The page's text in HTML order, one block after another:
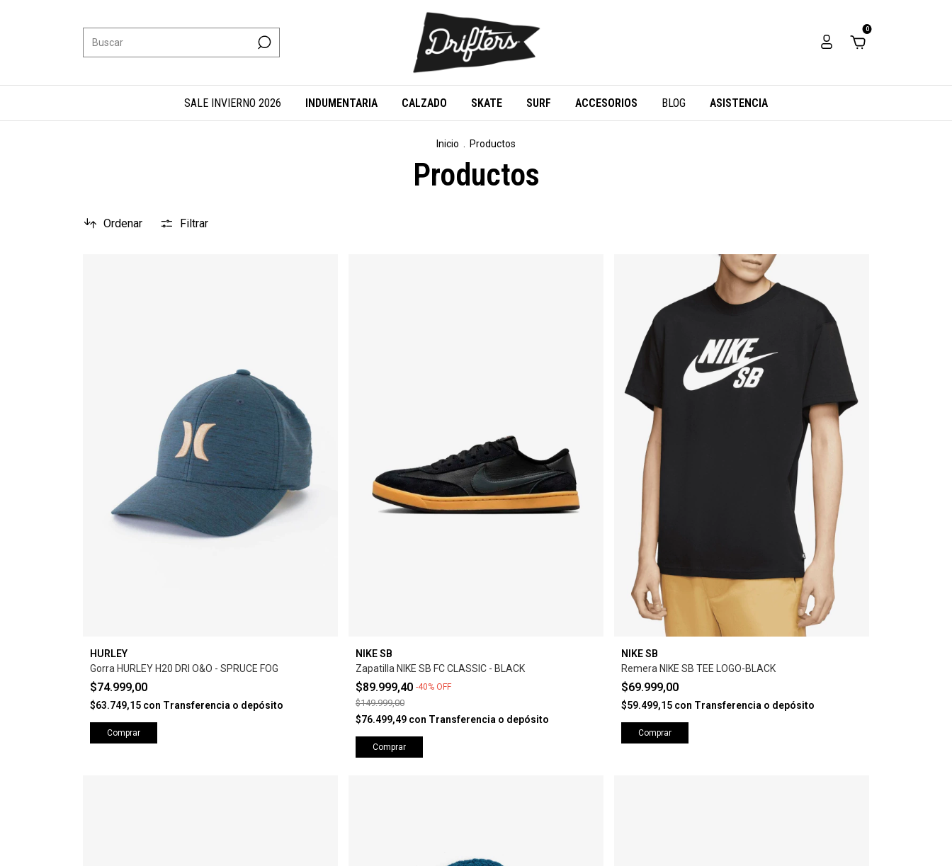
0
SALE INVIERNO 2026 INDUMENTARIA CALZADO SKATE SURF ACCESORIOS BLOG ASISTENCIA
Inicio Productos
Productos
Ordenar Filtrar
HURLEY
Gorra HURLEY H20 DRI O&O - SPRUCE FOG
$74.999,00
$63.749,15 con Transferencia o depósito
Comprar
NIKE SB
Zapatilla NIKE SB FC CLASSIC - BLACK
$89.999,40 -40% OFF
$149.999,00
$76.499,49 con Transferencia o depósito
Comprar
NIKE SB
Remera NIKE SB TEE LOGO-BLACK
$69.999,00
$59.499,15 con Transferencia o depósito
Comprar